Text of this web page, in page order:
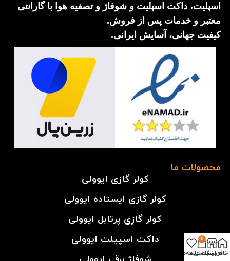
اسپلیت، داکت اسپلیت و شوفاژ و تصفیه هوا با گارانتی
معتبر و خدمات پس از فروش.
کیفیت جهانی، آسایش ایرانی.
محصولات ما
کولر گازی ایوولی
کولر گازی ایستاده ایوولی
کولر گازی پرتابل ایوولی
داکت اسپیلت ایوولی
خانهفروشگاه
0
سبد خرید
لیست علاقه‌مندی‌ها